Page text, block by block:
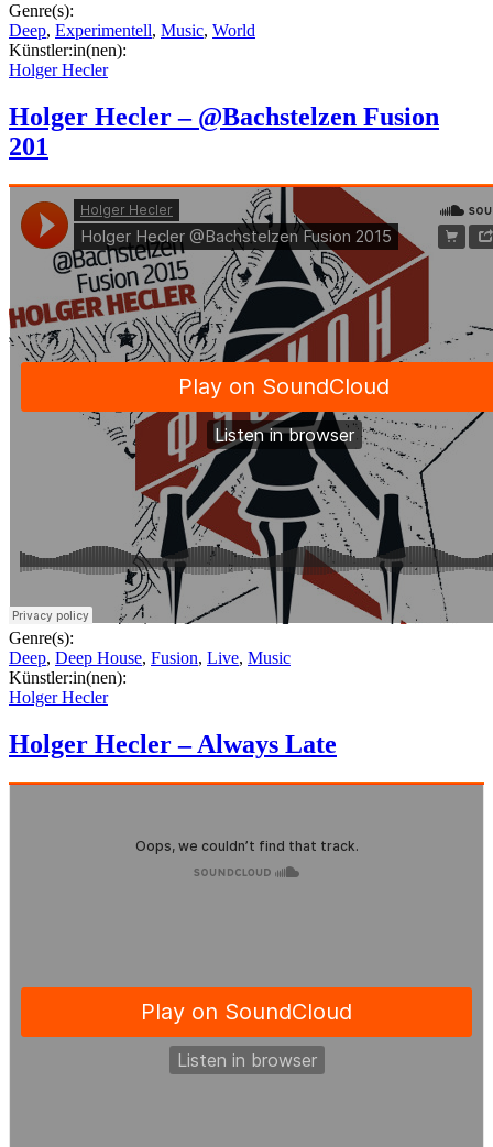
Genre(s):
Deep, Experimentell, Music, World
Künstler:in(nen):
Holger Hecler
Holger Hecler – @Bachstelzen Fusion
201
Genre(s):
Deep, Deep House, Fusion, Live, Music
Künstler:in(nen):
Holger Hecler
Holger Hecler – Always Late